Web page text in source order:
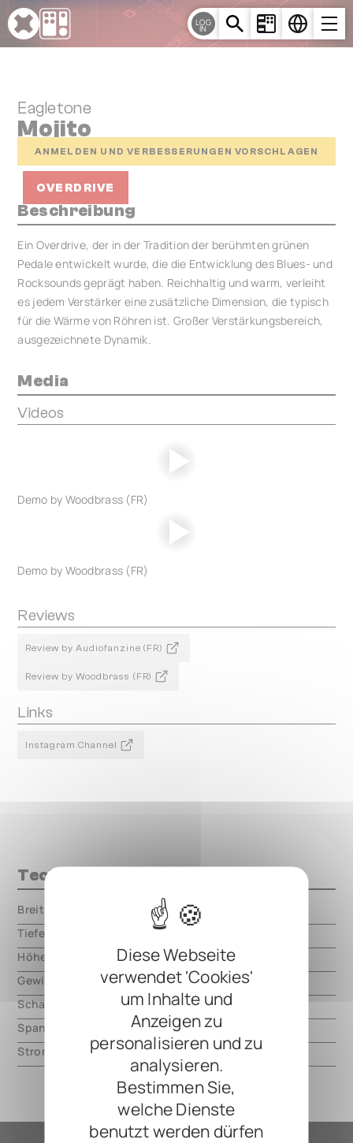
Cookie-Einstellungen
Diese Webseite
verwendet 'Cookies'
um Inhalte und
Anzeigen zu
personalisieren und zu
analysieren.
Bestimmen Sie,
welche Dienste
benutzt werden dürfen
LOG
IN
Eagletone
Mojito
ANMELDEN UND VERBESSERUNGEN VORSCHLAGEN
OVERDRIVE
Beschreibung
Ein Overdrive, der in der Tradition der berühmten grünen
Pedale entwickelt wurde, die die Entwicklung des Blues- und
Rocksounds geprägt haben. Reichhaltig und warm, verleiht
es jedem Verstärker eine zusätzliche Dimension, die typisch
für die Wärme von Röhren ist. Großer Verstärkungsbereich,
ausgezeichnete Dynamik.
Media
Videos
Demo by Woodbrass (FR)
Demo by Woodbrass (FR)
Reviews
Review by Audiofanzine (FR)
Review by Woodbrass (FR)
Links
Instagram Channel
Technische Daten
Breite
000.00 mm
Tiefe
Höhe
000.00 mm
Gewicht
000.00 mm
Schaltungsart
analog
Spannung
9V DC, center negative
Strom
7mA